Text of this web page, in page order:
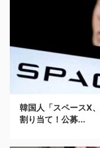
韓国人「スペースX
割り当て！公募...